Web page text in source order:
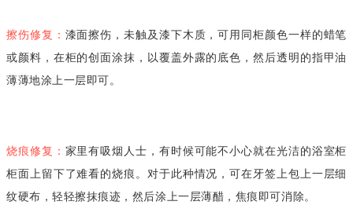
擦伤修复： 漆面擦伤，未触及漆下木质，可用同柜颜色一样的蜡笔
或颜料，在柜的创面涂抹，以覆盖外露的底色，然后透明的指甲油
薄薄地涂上一层即可。
烧痕修复： 家里有吸烟人士，有时候可能不小心就在光洁的浴室柜
柜面上留下了难看的烧痕。对于此种情况，可在牙签上包上一层细
纹硬布，轻轻擦抹痕迹，然后涂上一层薄醋，焦痕即可消除。